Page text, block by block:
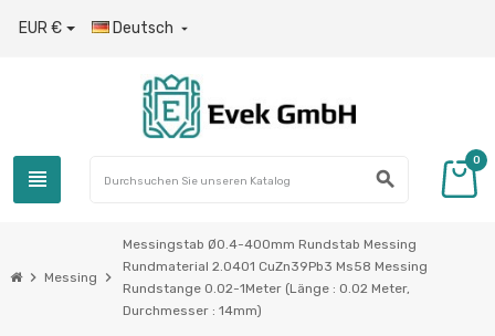
EUR € Deutsch 
view_headline search
0
chevron_right Messing chevron_right
Messingstab Ø0.4-400mm Rundstab Messing
Rundmaterial 2.0401 CuZn39Pb3 Ms58 Messing
Rundstange 0.02-1Meter (Länge : 0.02 Meter,
Durchmesser : 14mm)